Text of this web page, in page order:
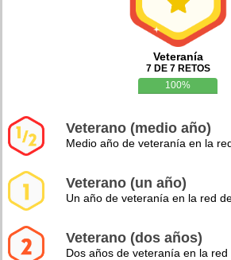
Veteranía
7 DE 7 RETOS
100%
Veterano (medio año)
Medio año de veteranía en la
Veterano (un año)
Un año de veteranía en la red
Veterano (dos años)
Dos años de veteranía en la red